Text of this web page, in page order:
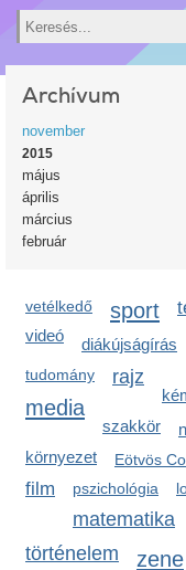
Keresés
Archívum
november
2015
május
április
március
február
vetélkedő sport
videó diákújságírás
tudomány rajz
media
szakkör
környezet Eötvös
film pszichológia
matematika
történelem zene